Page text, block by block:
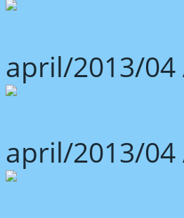
april/2013/04
april/2013/04